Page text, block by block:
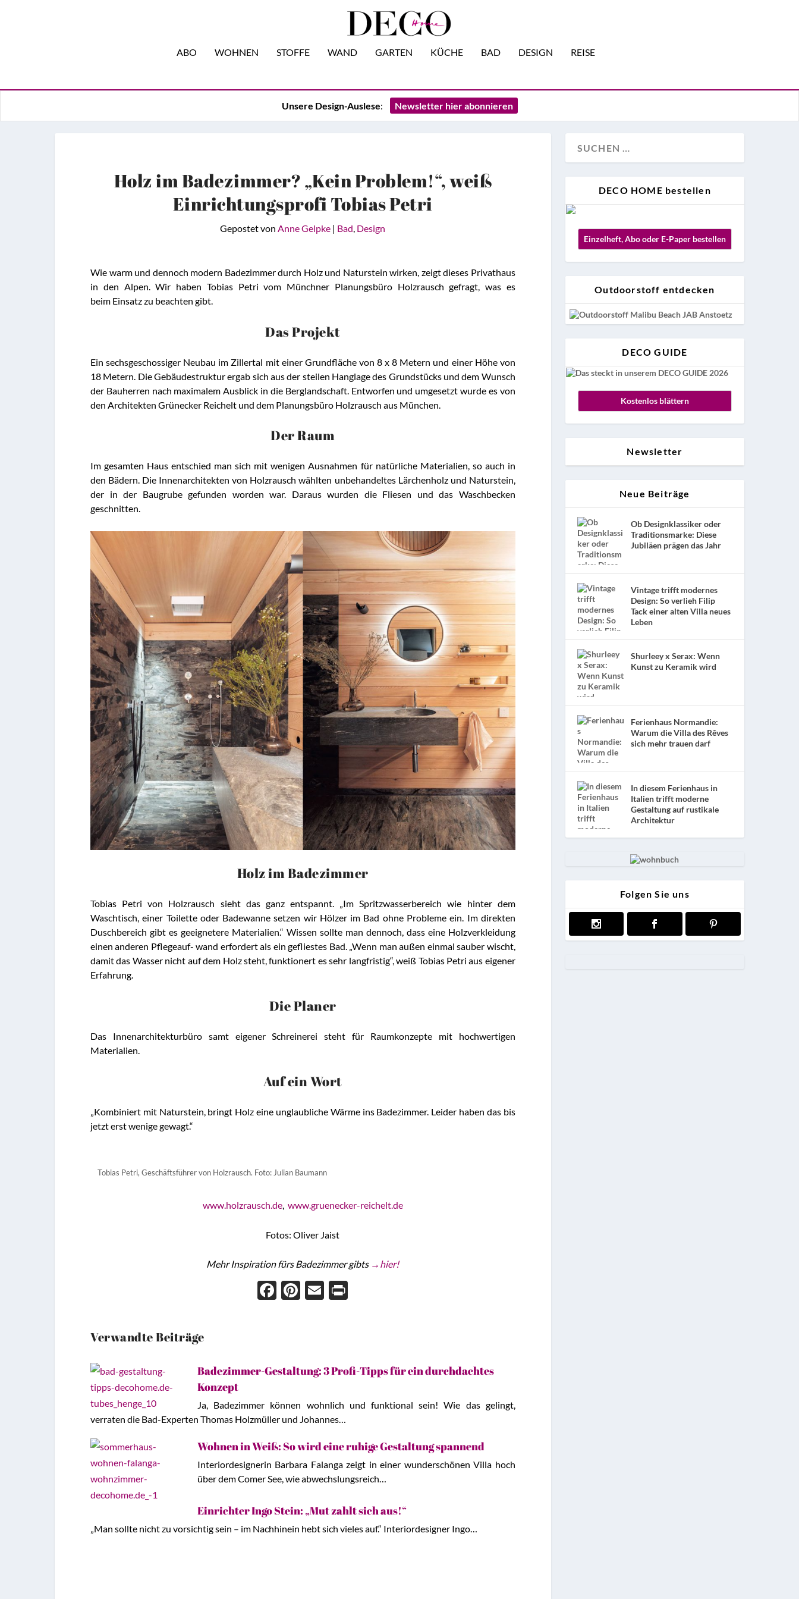
ABO WOHNEN STOFFE WAND GARTEN KÜCHE BAD DESIGN REISE
Unsere Design-Auslese: Newsletter hier abonnieren
Holz im Badezimmer? „Kein Problem!“, weiß
Einrichtungsprofi Tobias Petri
Gepostet vonAnne Gelpke | Bad, Design
Wie warm und dennoch modern Badezimmer durch Holz und Naturstein wirken, zeigt dieses Privathaus
in den Alpen. Wir haben Tobias Petri vom Münchner Planungsbüro Holzrausch gefragt, was es
beim Einsatz zu beachten gibt.
Das Projekt
Ein sechsgeschossiger Neubau im Zillertal mit einer Grundfläche von 8 x 8 Metern und einer Höhe von
18 Metern. Die Gebäudestruktur ergab sich aus der steilen Hanglage des Grundstücks und dem Wunsch
der Bauherren nach maximalem Ausblick in die Berglandschaft. Entworfen und umgesetzt wurde es von
den Architekten Grünecker Reichelt und dem Planungsbüro Holzrausch aus München.
Der Raum
Im gesamten Haus entschied man sich mit wenigen Ausnahmen für natürliche Materialien, so auch in
den Bädern. Die Innenarchitekten von Holzrausch wählten unbehandeltes Lärchenholz und Naturstein,
der in der Baugrube gefunden worden war. Daraus wurden die Fliesen und das Waschbecken
geschnitten.
Holz im Badezimmer
Tobias Petri von Holzrausch sieht das ganz entspannt. „Im Spritzwasserbereich wie hinter dem
Waschtisch, einer Toilette oder Badewanne setzen wir Hölzer im Bad ohne Probleme ein. Im direkten
Duschbereich gibt es geeignetere Materialien.“ Wissen sollte man dennoch, dass eine Holzverkleidung
einen anderen Pflegeauf- wand erfordert als ein gefliestes Bad. „Wenn man außen einmal sauber wischt,
damit das Wasser nicht auf dem Holz steht, funktionert es sehr langfristig“, weiß Tobias Petri aus eigener
Erfahrung.
Die Planer
Das Innenarchitekturbüro samt eigener Schreinerei steht für Raumkonzepte mit hochwertigen
Materialien.
Auf ein Wort
„Kombiniert mit Naturstein, bringt Holz eine unglaubliche Wärme ins Badezimmer. Leider haben das bis
jetzt erst wenige gewagt.“
Tobias Petri, Geschäftsführer von Holzrausch. Foto: Julian Baumann
www.holzrausch.de, www.gruenecker-reichelt.de
Fotos: Oliver Jaist
Mehr Inspiration fürs Badezimmer gibts →hier!
Face
Pint
Ema
Verwandte Beiträge
Badezimmer-Gestaltung: 3 Profi-Tipps für ein durchdachtes
Konzept
Ja, Badezimmer können wohnlich und funktional sein! Wie das gelingt,
verraten die Bad-Experten Thomas Holzmüller und Johannes…
Wohnen in Weiß: So wird eine ruhige Gestaltung spannend
Interiordesignerin Barbara Falanga zeigt in einer wunderschönen Villa hoch
über dem Comer See, wie abwechslungsreich…
Einrichter Ingo Stein: „Mut zahlt sich aus!“
„Man sollte nicht zu vorsichtig sein – im Nachhinein hebt sich vieles auf.“ Interiordesigner Ingo…
DECO HOME bestellen
Einzelheft, Abo oder E-Paper bestellen
Outdoorstoff entdecken
DECO GUIDE
Kostenlos blättern
Newsletter
Neue Beiträge
Ob Designklassiker oder
Traditionsmarke: Diese
Jubiläen prägen das Jahr
Vintage trifft modernes
Design: So verlieh Filip
Tack einer alten Villa neues
Leben
Shurleey x Serax: Wenn
Kunst zu Keramik wird
Ferienhaus Normandie:
Warum die Villa des Rêves
sich mehr trauen darf
In diesem Ferienhaus in
Italien trifft moderne
Gestaltung auf rustikale
Architektur
Folgen Sie uns